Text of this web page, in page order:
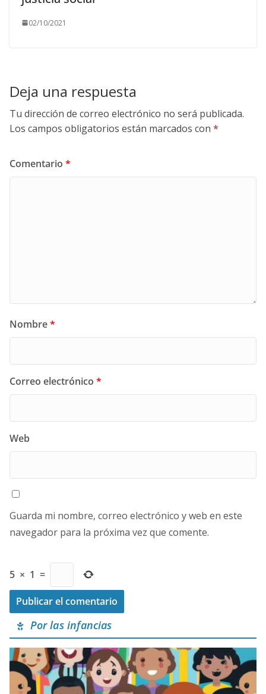
02/10/2021
Deja una respuesta
Tu dirección de correo electrónico no será publicada.
Los campos obligatorios están marcados con *
Comentario *
Nombre*
Correo electrónico *
Web
Guarda mi nombre, correo electrónico y web en este
navegador para la próxima vez que comente.
5 × 1 =
Por las infancias